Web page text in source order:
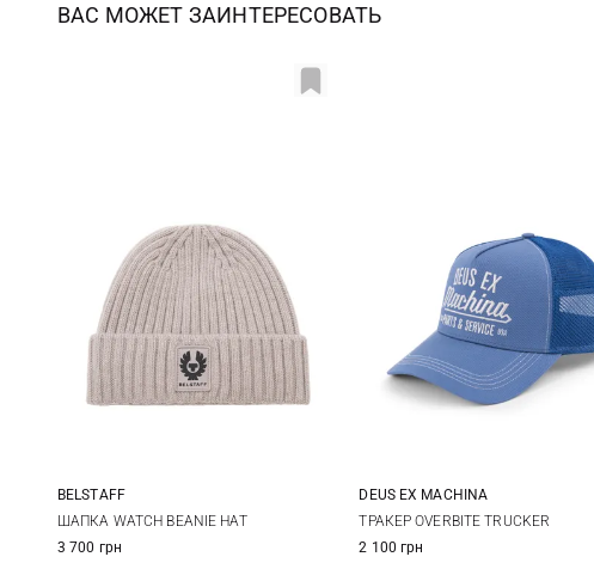
ВАС МОЖЕТ ЗАИНТЕРЕСОВАТЬ
One size
BELSTAFF
ШАПКА WATCH BEANIE HAT
3 700 грн
One size
DEUS EX MACHINА
ТРАКЕР OVERBITE TRUCKER
2 100 грн